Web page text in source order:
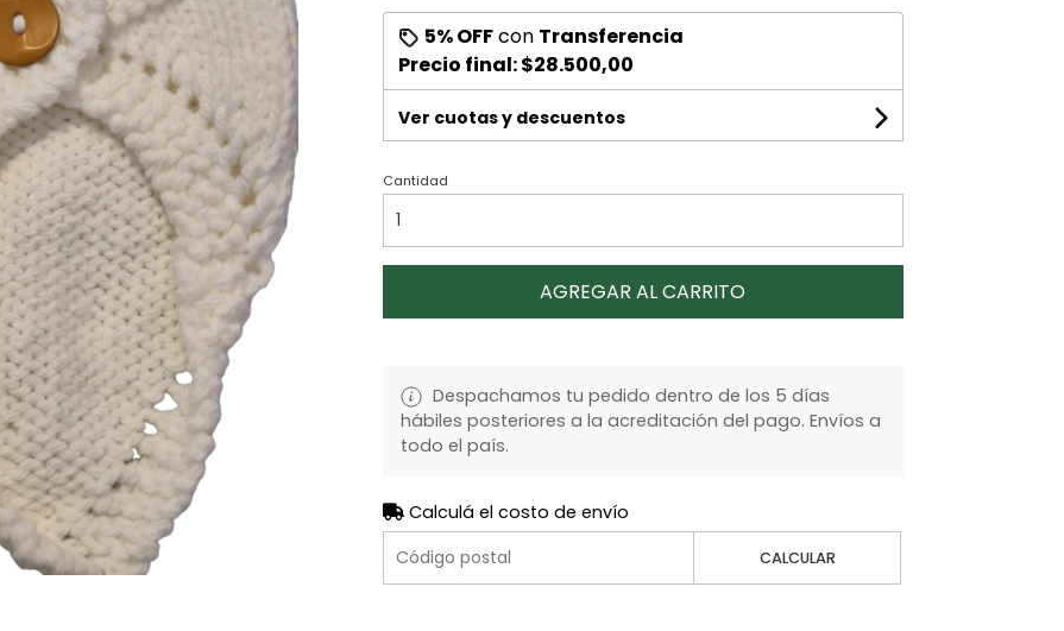
5% OFFcon Transferencia
Precio final:$28.500,00
Ver cuotas y descuentos
Cantidad
AGREGAR AL CARRITO
Despachamos tu pedido dentro de los 5 días
hábiles posteriores a la acreditación del pago. Envíos a
todo el país.
Calculá el costo de envío
CALCULAR